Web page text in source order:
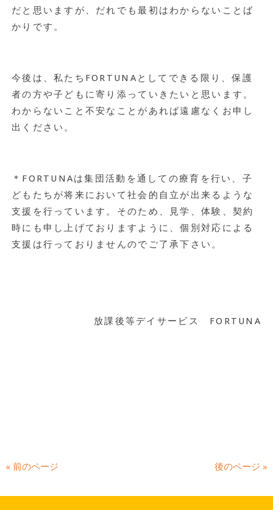
だと思いますが、だれでも最初はわからないことば
かりです。
今後は、私たちFORTUNAとしてできる限り、保護
者の方や子どもに寄り添っていきたいと思います。
わからないこと不安なことがあれば遠慮なくお申し
出ください。
＊FORTUNAは集団活動を通しての療育を行い、子
どもたちが将来において社会的自立が出来るような
支援を行っています。そのため、見学、体験、契約
時にも申し上げておりますように、個別対応による
支援は行っておりませんのでご了承下さい。
放課後等デイサービス FORTUNA
« 前のページ 後のページ »